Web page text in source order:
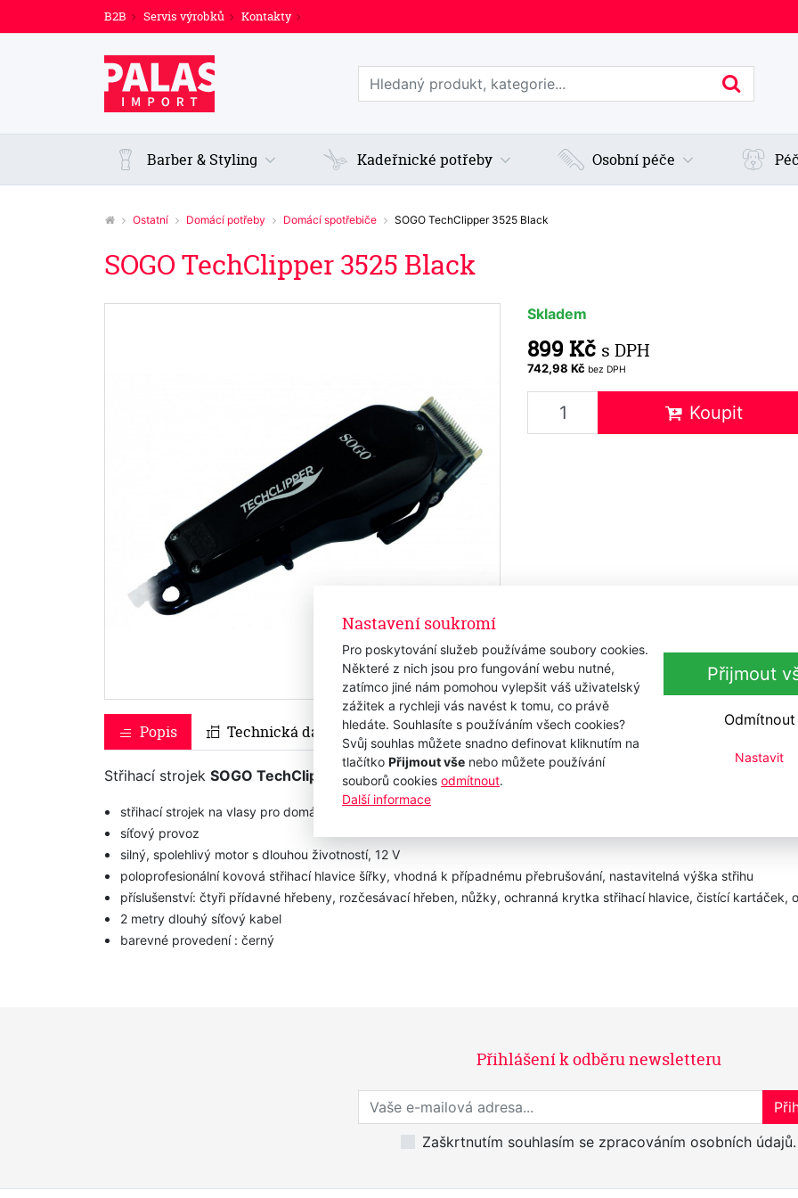
Nastavení soukromí
Pro poskytování služeb používáme soubory cookies.
Některé z nich jsou pro fungování webu nutné,
zatímco jiné nám pomohou vylepšit váš uživatelský
zážitek a rychleji vás navést k tomu, co právě
hledáte. Souhlasíte s používáním všech cookies?
Svůj souhlas můžete snadno definovat kliknutím na
tlačítko Přijmout vše nebo můžete používání
souborů cookies odmítnout.
Další informace
Přijmout
Odmítnout
Nastavit
B2B Servis výrobků Kontakty
Prohledat web
Barber & Styling Kadeřnické potřeby Osobní péče
Ostatní Domácí potřeby Domácí spotřebiče SOGO TechClipper 3525 Black
SOGO TechClipper 3525 Black
Skladem
899 Kč s DPH
742,98 Kč bez DPH
Koupit
Popis Technická data
Střihací strojek SOGO TechClipper 3525 Black
střihací strojek na vlasy pro domácí použití
síťový provoz
silný, spolehlivý motor s dlouhou životností, 12 V
poloprofesionální kovová střihací hlavice šířky, vhodná k případnému přebrušování, nastavitelná výška střihu
příslušenství: čtyři přídavné hřebeny, rozčesávací hřeben, nůžky, ochranná krytka střihací hlavice, čistící kartáček,
2 metry dlouhý síťový kabel
barevné provedení : černý
Přihlášení k odběru newsletteru
Přihlaste se k odběru novinek
Zaškrtnutím souhlasím se zpracováním osobních údajů.